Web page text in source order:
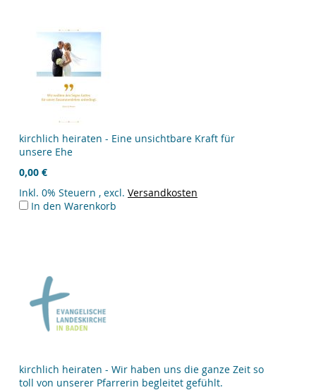
kirchlich heiraten - Eine unsichtbare Kraft für
unsere Ehe
0,00 €
Inkl. 0% Steuern , excl. Versandkosten
In den Warenkorb
kirchlich heiraten - Wir haben uns die ganze Zeit so
toll von unserer Pfarrerin begleitet gefühlt.